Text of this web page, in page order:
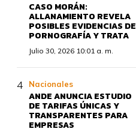
CASO MORÁN:
ALLANAMIENTO REVELA
POSIBLES EVIDENCIAS DE
PORNOGRAFÍA Y TRATA
Julio 30, 2026 10:01 a. m.
Nacionales
ANDE ANUNCIA ESTUDIO
DE TARIFAS ÚNICAS Y
TRANSPARENTES PARA
EMPRESAS